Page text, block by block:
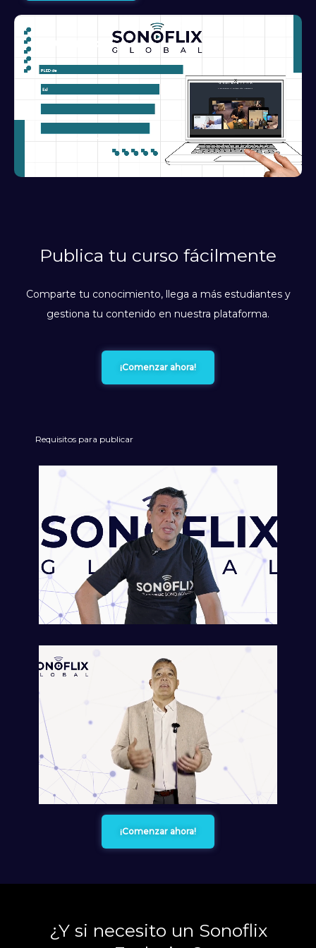
Publica tu curso fácilmente
Comparte tu conocimiento, llega a más estudiantes y
gestiona tu contenido en nuestra plataforma.
¡Comenzar ahora!
Requisitos para publicar
¡Comenzar ahora!
¿Y si necesito un Sonoflix